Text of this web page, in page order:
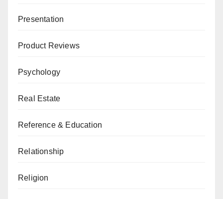
Presentation
Product Reviews
Psychology
Real Estate
Reference & Education
Relationship
Religion